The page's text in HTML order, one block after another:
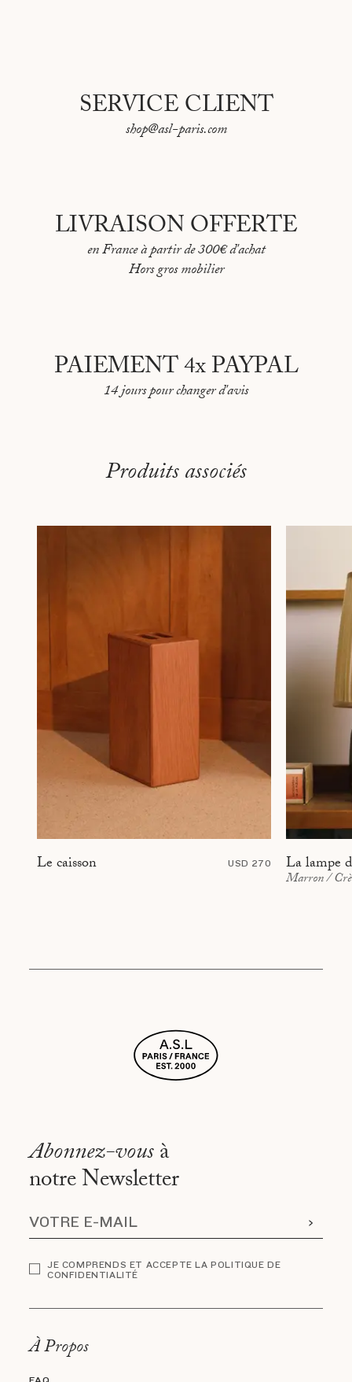
SERVICE CLIENT
shop@asl-paris.com
LIVRAISON OFFERTE
en France à partir de 300€ d'achat
Hors gros mobilier
PAIEMENT 4x PAYPAL
14 jours pour changer d'avis
Produits associés
Le caisson USD 270 La lampe
Marron /
Abonnez-vousà
notre Newsletter
JE COMPRENDS ET ACCEPTE LA POLITIQUE DE
CONFIDENTIALITÉ
À Propos